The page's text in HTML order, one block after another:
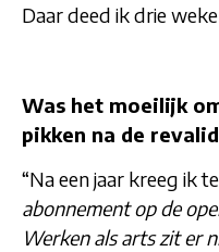
Daar deed ik drie
Was het moeilijk
pikken na de
“Na een jaar kreeg ik
abonnement op de
Werken als arts zit er